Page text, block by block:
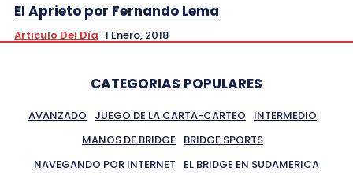
El Aprieto por Fernando Lema
Articulo Del Día 1 Enero, 2018
CATEGORIAS POPULARES
AVANZADO JUEGO DE LA CARTA-CARTEO
INTERMEDIO
MANOS DE BRIDGE
BRIDGE SPORTS
NAVEGANDO POR INTERNET
EL BRIDGE EN SUDAMERICA